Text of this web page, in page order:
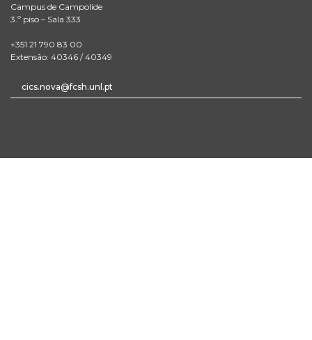
Campus de Campolide
3.º piso – Sala 333
+351 21 790 83 00
Extensão: 40346 / 40349
cics.nova@fcsh.unl.pt